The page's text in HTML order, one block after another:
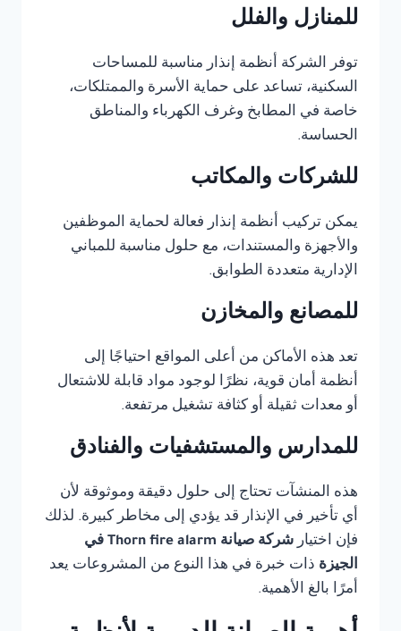
للمنازل والفلل
توفر الشركة أنظمة إنذار مناسبة للمساحات
السكنية، تساعد على حماية الأسرة والممتلكات،
خاصة في المطابخ وغرف الكهرباء والمناطق
الحساسة.
للشركات والمكاتب
يمكن تركيب أنظمة إنذار فعالة لحماية الموظفين
والأجهزة والمستندات، مع حلول مناسبة للمباني
الإدارية متعددة الطوابق.
للمصانع والمخازن
تعد هذه الأماكن من أعلى المواقع احتياجًا إلى
أنظمة أمان قوية، نظرًا لوجود مواد قابلة للاشتعال
أو معدات ثقيلة أو كثافة تشغيل مرتفعة.
للمدارس والمستشفيات والفنادق
هذه المنشآت تحتاج إلى حلول دقيقة وموثوقة لأن
أي تأخير في الإنذار قد يؤدي إلى مخاطر كبيرة. لذلك
فإن اختيار
شركة صيانة Thorn fire alarm في
الجيزة ذات خبرة في هذا النوع من المشروعات يعد
أمرًا بالغ الأهمية.